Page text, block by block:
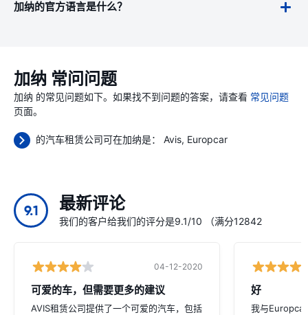
加纳的官方语言是什么？
加纳 常问问题
加纳 的常见问题如下。如果找不到问题的答案，请查看 常见问题
页面。
的汽车租赁公司可在加纳是： Avis Europcar
9.1 最新评论
我们的客户给我们的评分是9.1/10 （满分12842
04-12-2020
可爱的车，但需要更多的建议
AVIS租赁公司提供了一个可爱的汽车，包括
好
我与